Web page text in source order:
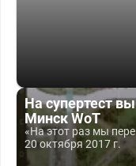
На супертест
Минск WoT
«На этот раз мы
20 октября 2017 г.